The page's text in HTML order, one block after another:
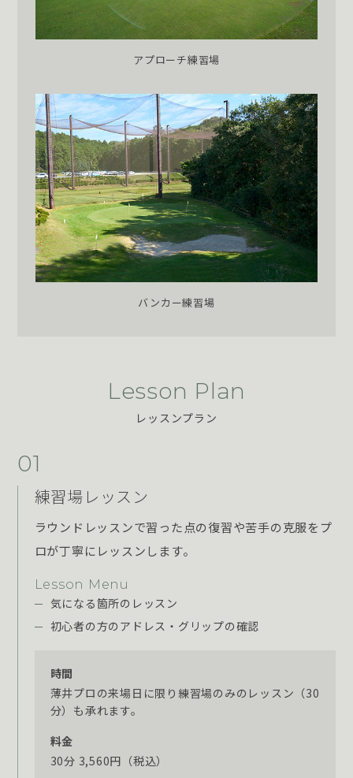
アプローチ練習場
バンカー練習場
Lesson Plan
レッスンプラン
01
練習場レッスン
ラウンドレッスンで習った点の復習や苦手の克服をプ
ロが丁寧にレッスンします。
Lesson Menu
気になる箇所のレッスン
初心者の方のアドレス・グリップの確認
時間
薄井プロの来場日に限り練習場のみのレッスン（30
分）も承れます。
料金
30分 3,560円（税込）